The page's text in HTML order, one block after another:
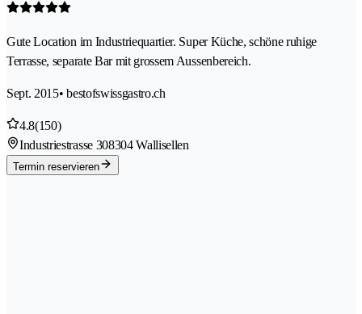
Gute Location im Industriequartier. Super Küche, schöne ruhige
Terrasse, separate Bar mit grossem Aussenbereich.
Sept. 2015• bestofswissgastro.ch
4.8(150)
Industriestrasse 308304 Wallisellen
Termin reservieren